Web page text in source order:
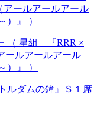
（ 星組 『RRR ×
ールアールアール
）』 ）